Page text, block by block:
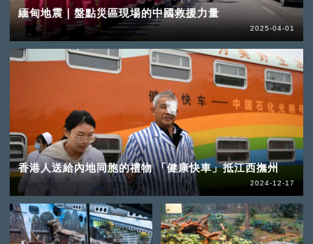
緬甸地震｜盤點災區現場的中國救援力量
2025-04-01
香港人送給內地同胞的禮物 「健康快車」抵江西撫州
2024-12-17